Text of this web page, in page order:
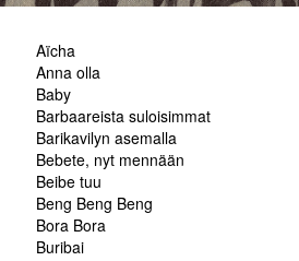
Aïcha
Anna olla
Baby
Barbaareista suloisimmat
Barikavilyn asemalla
Bebete, nyt mennään
Beibe tuu
Beng Beng Beng
Bora Bora
Buribai